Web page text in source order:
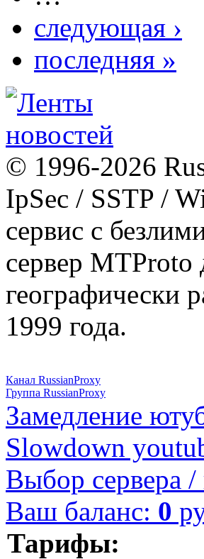
следующая ›
последняя »
© 1996-2026
IpSec / SSTP /
сервис с
сервер MTProto
географически
1999 года.
Канал RussianProxy
Группа RussianProxy
Замедление
Slowdown
Выбор сервера /
Ваш баланс: 0
Тарифы: